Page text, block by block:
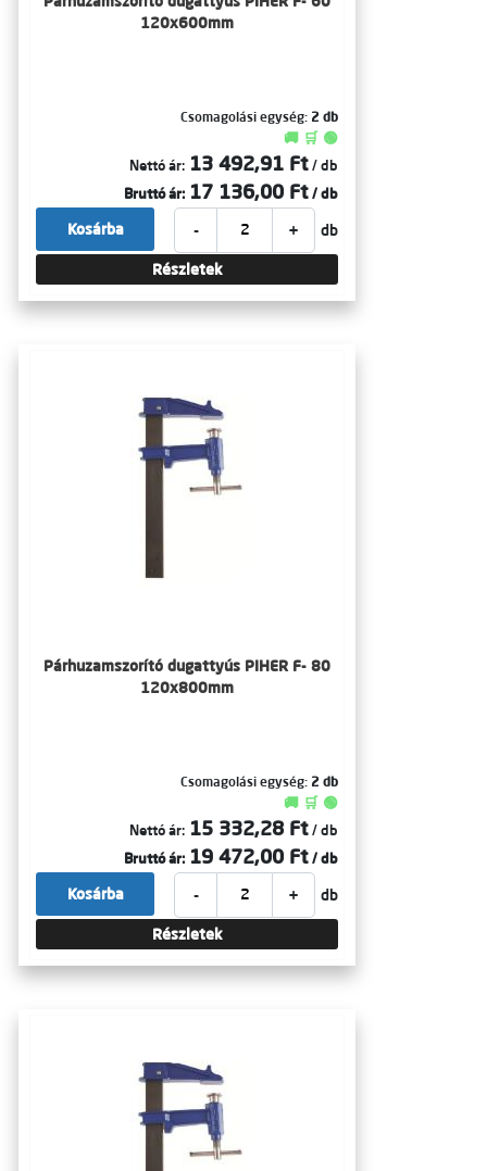
120x600mm
Csomagolási egység: 2 db
🚚 🛒 🟢
Nettó ár: 13 492,91 Ft / db
Bruttó ár: 17 136,00 Ft / db
- + db
Kosárba
Részletek
Párhuzamszorító dugattyús PIHER F- 80
120x800mm
Csomagolási egység: 2 db
🚚 🛒 🟢
Nettó ár: 15 332,28 Ft / db
Bruttó ár: 19 472,00 Ft / db
- + db
Kosárba
Részletek